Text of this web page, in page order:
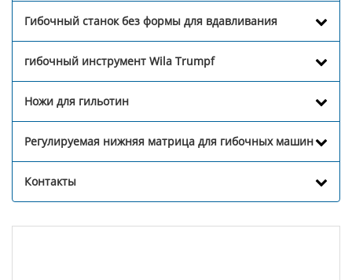
Гибочный станок без формы для вдавливания
гибочный инструмент Wila Trumpf
Ножи для гильотин
Регулируемая нижняя матрица для гибочных машин
Контакты